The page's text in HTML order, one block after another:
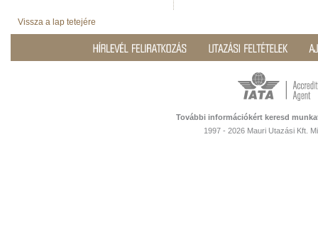
Vissza a lap tetejére
További információkért keresd
1997 - 2026 Mauri Utazási Kft.